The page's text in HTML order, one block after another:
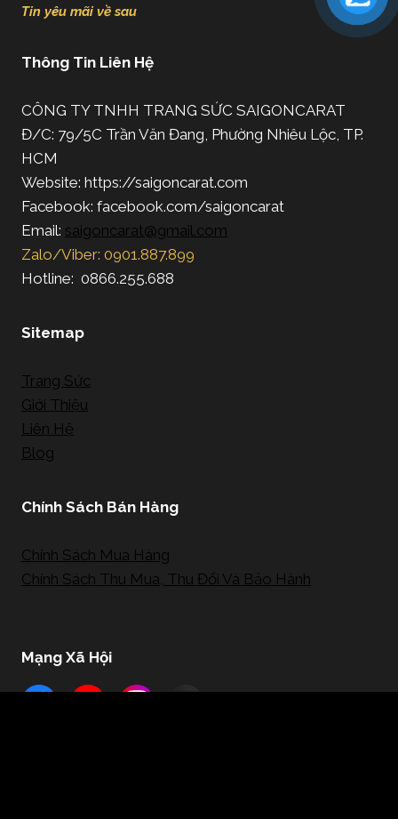
Tin yêu mãi về sau
Thông Tin Liên Hệ
CÔNG TY TNHH TRANG SỨC SAIGONCARAT
Đ/C: 79/5C Trần Văn Đang, Phường Nhiêu Lộc, TP.
HCM
Website: https://saigoncarat.com
Facebook: facebook.com/saigoncarat
Email: saigoncarat@gmail.com
Zalo/Viber: 0901.887.899
Hotline: 0866.255.688
Sitemap
Trang Sức
Giới Thiệu
Liên Hệ
Blog
Chính Sách Bán Hàng
Chính Sách Mua Hàng
Chính Sách Thu Mua, Thu Đổi Và Bảo Hành
Mạng Xã Hội